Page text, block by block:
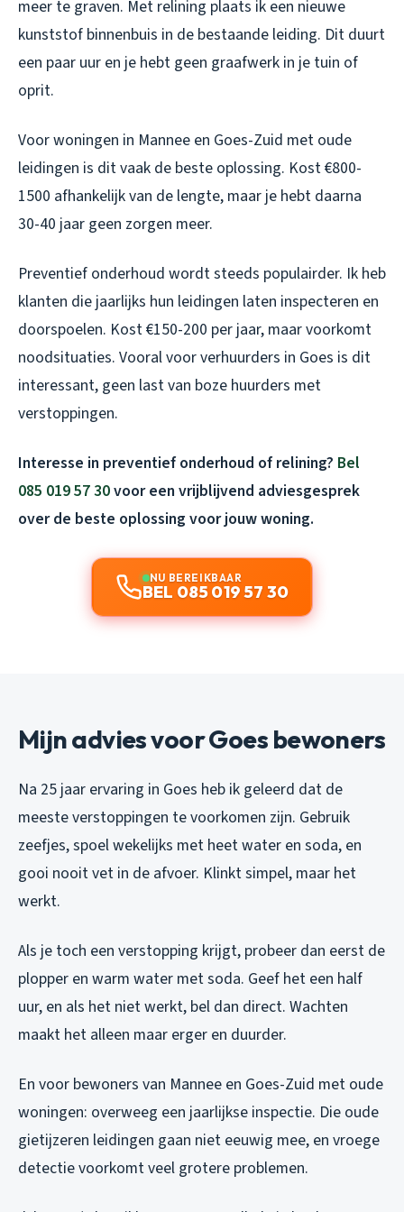
meer te graven. Met relining plaats ik een nieuwe
kunststof binnenbuis in de bestaande leiding. Dit duurt
een paar uur en je hebt geen graafwerk in je tuin of
oprit.
Voor woningen in Mannee en Goes-Zuid met oude
leidingen is dit vaak de beste oplossing. Kost €800-
1500 afhankelijk van de lengte, maar je hebt daarna
30-40 jaar geen zorgen meer.
Preventief onderhoud wordt steeds populairder. Ik heb
klanten die jaarlijks hun leidingen laten inspecteren en
doorspoelen. Kost €150-200 per jaar, maar voorkomt
noodsituaties. Vooral voor verhuurders in Goes is dit
interessant, geen last van boze huurders met
verstoppingen.
Interesse in preventief onderhoud of relining? Bel
085 019 57 30voor een vrijblijvend adviesgesprek
over de beste oplossing voor jouw woning.
NU BEREIKBAAR
BEL 085 019 57 30
Mijn advies voor Goes bewoners
Na 25 jaar ervaring in Goes heb ik geleerd dat de
meeste verstoppingen te voorkomen zijn. Gebruik
zeefjes, spoel wekelijks met heet water en soda, en
gooi nooit vet in de afvoer. Klinkt simpel, maar het
werkt.
Als je toch een verstopping krijgt, probeer dan eerst de
plopper en warm water met soda. Geef het een half
uur, en als het niet werkt, bel dan direct. Wachten
maakt het alleen maar erger en duurder.
En voor bewoners van Mannee en Goes-Zuid met oude
woningen: overweeg een jaarlijkse inspectie. Die oude
gietijzeren leidingen gaan niet eeuwig mee, en vroege
detectie voorkomt veel grotere problemen.